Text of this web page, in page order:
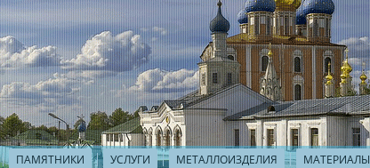
ПАМЯТНИКИ УСЛУГИ МЕТАЛЛОИЗДЕЛИЯ МАТЕРИАЛЫ